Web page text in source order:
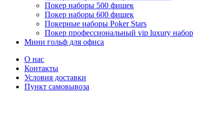
Покер наборы 500 фишек
Покер наборы 600 фишек
Покерные наборы Poker Stars
Покер профессиональный vip luxury набор
Мини гольф для офиса
О нас
Контакты
Условия доставки
Пункт самовывоза